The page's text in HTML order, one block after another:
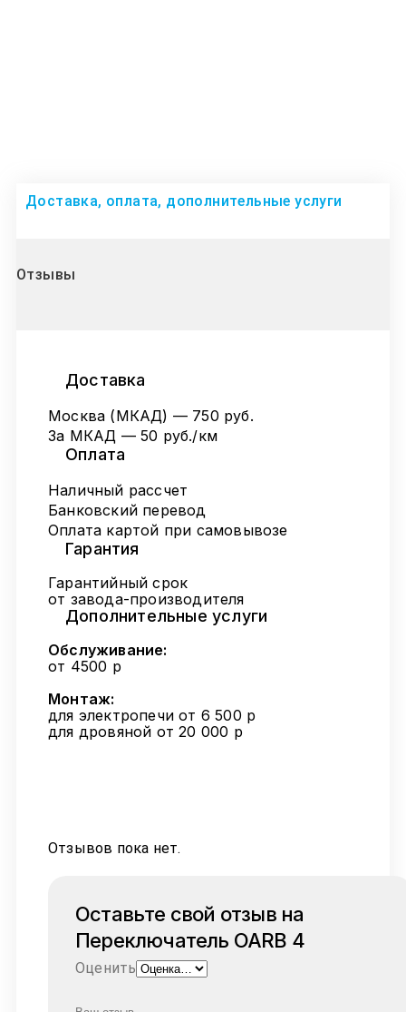
Доставка, оплата, дополнительные услуги
Отзывы
Доставка
Москва (МКАД) — 750 руб.
За МКАД — 50 руб./км
Оплата
Наличный рассчет
Банковский перевод
Оплата картой при самовывозе
Гарантия
Гарантийный срок
от завода-производителя
Дополнительные услуги
Обслуживание:
от 4500 р
Монтаж:
для электропечи от 6 500 р
для дровяной от 20 000 р
Отзывов пока нет.
Оставьте свой отзыв на
Переключатель OARB 4
Оценить